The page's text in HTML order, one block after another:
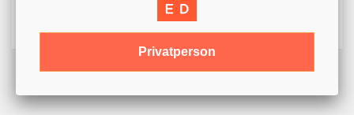
Privatperson